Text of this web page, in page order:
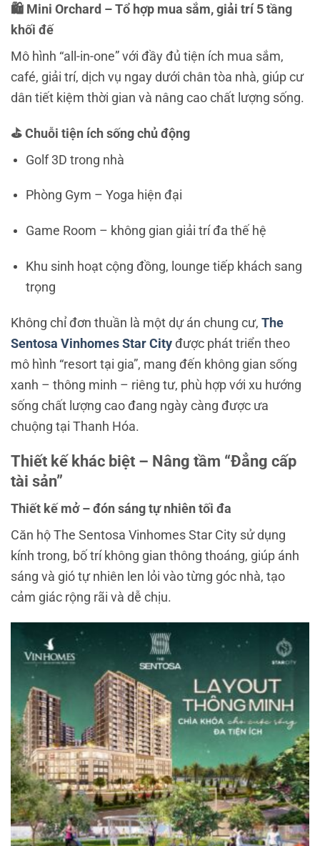
🛍️ Mini Orchard – Tổ hợp mua sắm, giải trí 5 tầng
khối đế
Mô hình “all-in-one” với đầy đủ tiện ích mua sắm,
café, giải trí, dịch vụ ngay dưới chân tòa nhà, giúp cư
dân tiết kiệm thời gian và nâng cao chất lượng sống.
⛳ Chuỗi tiện ích sống chủ động
Golf 3D trong nhà
Phòng Gym – Yoga hiện đại
Game Room – không gian giải trí đa thế hệ
Khu sinh hoạt cộng đồng, lounge tiếp khách sang
trọng
Không chỉ đơn thuần là một dự án chung cư, The
Sentosa Vinhomes Star Cityđược phát triển theo
mô hình “resort tại gia”, mang đến không gian sống
xanh – thông minh – riêng tư, phù hợp với xu hướng
sống chất lượng cao đang ngày càng được ưa
chuộng tại Thanh Hóa.
Thiết kế khác biệt – Nâng tầm “Đẳng cấp
tài sản”
Thiết kế mở – đón sáng tự nhiên tối đa
Căn hộ The Sentosa Vinhomes Star City sử dụng
kính trong, bố trí không gian thông thoáng, giúp ánh
sáng và gió tự nhiên len lỏi vào từng góc nhà, tạo
cảm giác rộng rãi và dễ chịu.